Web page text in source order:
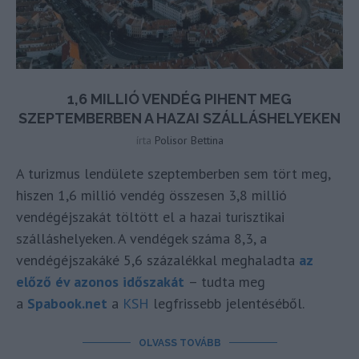
1,6 MILLIÓ VENDÉG PIHENT MEG
SZEPTEMBERBEN A HAZAI SZÁLLÁSHELYEKEN
írta Polisor Bettina
A turizmus lendülete szeptemberben sem tört meg,
hiszen 1,6 millió vendég összesen 3,8 millió
vendégéjszakát töltött el a hazai turisztikai
szálláshelyeken. A vendégek száma 8,3, a
vendégéjszakáké 5,6 százalékkal meghaladta az
előző év azonos időszakát – tudta meg
a Spabook.net a KSH legfrissebb jelentéséből.
OLVASS TOVÁBB